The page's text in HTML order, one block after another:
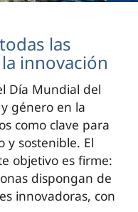
las
innovación
Día Mundial del
género en la
como clave para
y sostenible. El
objetivo es firme:
dispongan de
innovadoras, con